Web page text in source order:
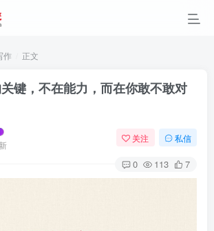
作 正文
键，不在能力，而在你敢不敢对
关注 私信
0 113 7